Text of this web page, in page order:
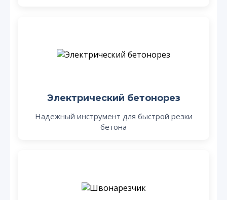
Электрический бетонорез
Надежный инструмент для быстрой резки
бетона